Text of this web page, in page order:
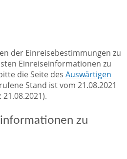
der Einreisebestimmungen zu
Einreiseinformationen zu
die Seite des Auswärtigen
Stand ist vom 21.08.2021
zu